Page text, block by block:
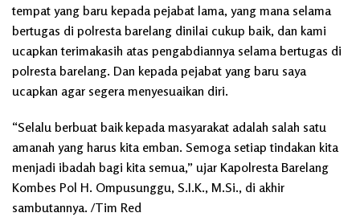
tempat yang baru kepada pejabat lama, yang mana selama
bertugas di polresta barelang dinilai cukup baik, dan kami
ucapkan terimakasih atas pengabdiannya selama bertugas di
polresta barelang. Dan kepada pejabat yang baru saya
ucapkan agar segera menyesuaikan diri.
“Selalu berbuat baik kepada masyarakat adalah salah satu
amanah yang harus kita emban. Semoga setiap tindakan kita
menjadi ibadah bagi kita semua,” ujar Kapolresta Barelang
Kombes Pol H. Ompusunggu, S.I.K., M.Si., di akhir
sambutannya. /Tim Red